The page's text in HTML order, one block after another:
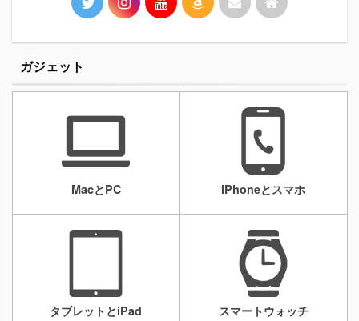
ガジェット
MacとPC iPhoneとスマホ
タブレットとiPad スマートウォッチ